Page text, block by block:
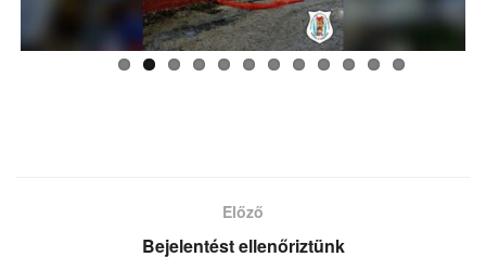
Előző
Bejelentést ellenőriztünk